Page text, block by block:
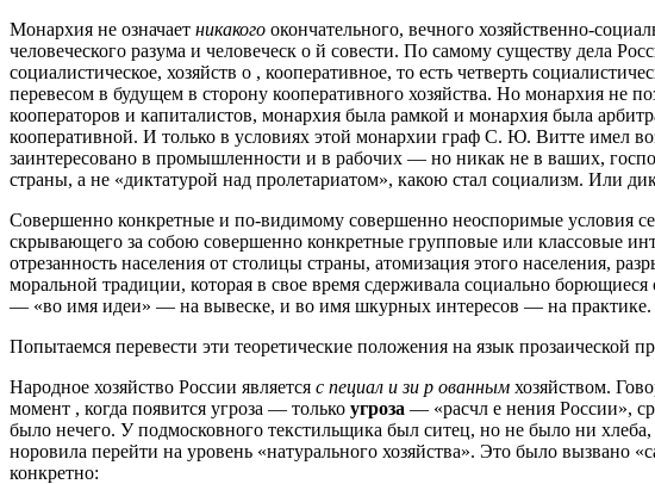
Монархия не означает никакого окончательного, вечного хозяйственно-
человеческого разума и человеческ о й совести. По самому существу дела
социалистическое, хозяйств о , кооперативное, то есть четверть
перевесом в будущем в сторону кооперативного хозяйства. Но монархия не
кооператоров и капиталистов, монархия была рамкой и монархия была
кооперативной. И только в условиях этой монархии граф С. Ю. Витте имел
заинтересовано в промышленности и в рабочих — но никак не в ваших,
страны, а не «диктатурой над пролетариатом», какою стал социализм. Или
Совершенно конкретные и по-видимому совершенно неоспоримые условия
скрывающего за собою совершенно конкретные групповые или классовые
отрезанность населения от столицы страны, атомизация этого населения,
моральной традиции, которая в свое время сдерживала социально
— «во имя идеи» — на вывеске, и во имя шкурных интересов — на практике.
Попытаемся перевести эти теоретические положения на язык прозаической
Народное хозяйство России является с пециал и зи р ованным хозяйством.
момент , когда появится угроза — только угроза — «расчл е нения России»,
было нечего. У подмосковного текстильщика был ситец, но не было ни
норовила перейти на уровень «натурального хозяйства». Это было вызвано
конкретно: